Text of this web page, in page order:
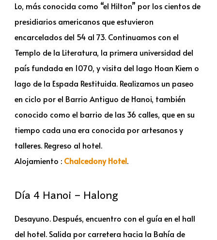
Lo, más conocida como “el Hilton” por los cientos de
presidiarios americanos que estuvieron
encarcelados del 54 al 73. Continuamos con el
Templo de la Literatura, la primera universidad del
país fundada en 1070, y visita del lago Hoan Kiem o
lago de la Espada Restituida. Realizamos un paseo
en ciclo por el Barrio Antiguo de Hanoi, también
conocido como el barrio de las 36 calles, que en su
tiempo cada una era conocida por artesanos y
talleres. Regreso al hotel.
Alojamiento : Chalcedony Hotel.
Día 4 Hanoi – Halong
Desayuno. Después, encuentro con el guía en el hall
del hotel. Salida por carretera hacia la Bahía de